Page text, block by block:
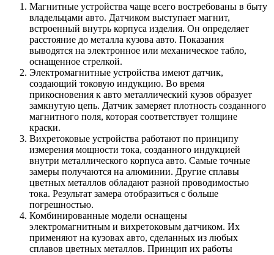
Магнитные устройства чаще всего востребованы в быту
владельцами авто. Датчиком выступает магнит,
встроенный внутрь корпуса изделия. Он определяет
расстояние до металла кузова авто. Показания
выводятся на электронное или механическое табло,
оснащенное стрелкой.
Электромагнитные устройства имеют датчик,
создающий токовую индукцию. Во время
прикосновения к авто металлический кузов образует
замкнутую цепь. Датчик замеряет плотность созданного
магнитного поля, которая соответствует толщине
краски.
Вихретоковые устройства работают по принципу
измерения мощности тока, созданного индукцией
внутри металлического корпуса авто. Самые точные
замеры получаются на алюминии. Другие сплавы
цветных металлов обладают разной проводимостью
тока. Результат замера отобразиться с больше
погрешностью.
Комбинированные модели оснащены
электромагнитным и вихретоковым датчиком. Их
применяют на кузовах авто, сделанных из любых
сплавов цветных металлов. Принцип их работы